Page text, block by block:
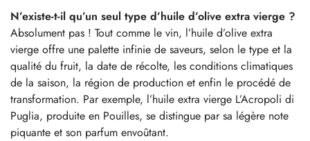
N’existe-t-il qu’un seul type d’huile d’olive extra vierge ?
Absolument pas ! Tout comme le vin, l’huile d’olive extra
vierge offre une palette infinie de saveurs, selon le type et la
qualité du fruit, la date de récolte, les conditions climatiques
de la saison, la région de production et enfin le procédé de
transformation. Par exemple, l’huile extra vierge L’Acropoli di
Puglia, produite en Pouilles, se distingue par sa légère note
piquante et son parfum envoûtant.